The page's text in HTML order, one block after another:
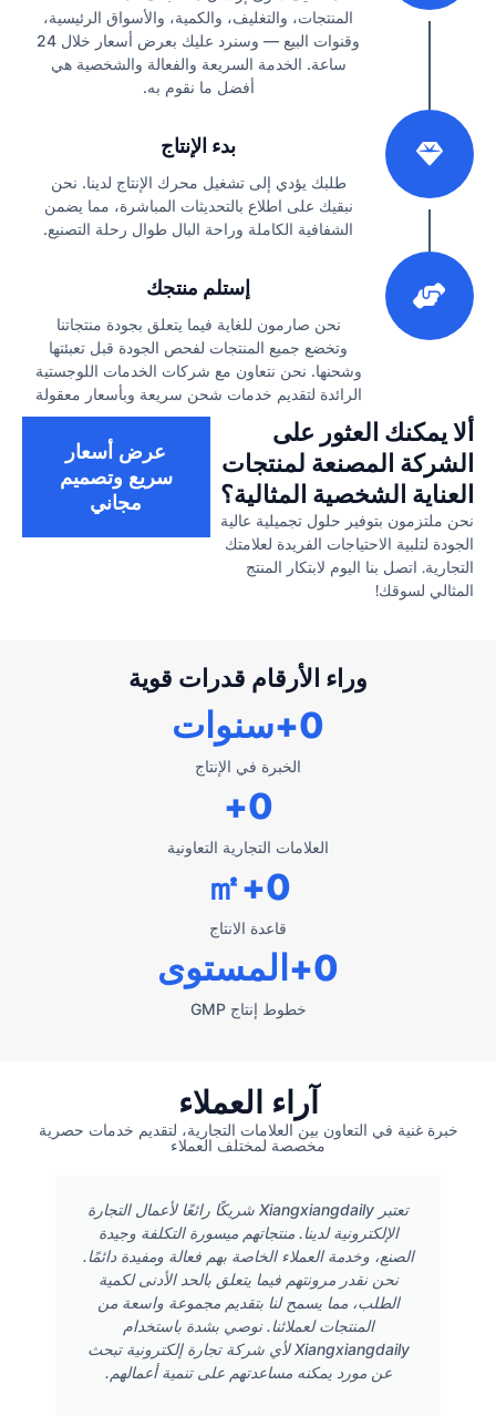
المنتجات، والتغليف، والكمية، والأسواق الرئيسية،
وقنوات البيع — وسنرد عليك بعرض أسعار خلال 24
ساعة. الخدمة السريعة والفعالة والشخصية هي
أفضل ما نقوم به.
بدء الإنتاج
طلبك يؤدي إلى تشغيل محرك الإنتاج لدينا. نحن
نبقيك على اطلاع بالتحديثات المباشرة، مما يضمن
الشفافية الكاملة وراحة البال طوال رحلة التصنيع.
إستلم منتجك
نحن صارمون للغاية فيما يتعلق بجودة منتجاتنا
وتخضع جميع المنتجات لفحص الجودة قبل تعبئتها
وشحنها. نحن نتعاون مع شركات الخدمات اللوجستية
الرائدة لتقديم خدمات شحن سريعة وبأسعار معقولة
ألا يمكنك العثور على
الشركة المصنعة لمنتجات
العناية الشخصية المثالية؟
نحن ملتزمون بتوفير حلول تجميلية عالية
الجودة لتلبية الاحتياجات الفريدة لعلامتك
التجارية. اتصل بنا اليوم لابتكار المنتج
المثالي لسوقك!
عرض أسعار
سريع وتصميم
مجاني
وراء الأرقام قدرات قوية
الخبرة في الإنتاج
0+سنوات
العلامات التجارية التعاونية
0
+
قاعدة الانتاج
0
+㎡
خطوط إنتاج GMP
0+المستوى
آراء العملاء
خبرة غنية في التعاون بين العلامات التجارية، لتقديم خدمات حصرية
مخصصة لمختلف العملاء
تعتبر Xiangxiangdaily شريكًا رائعًا لأعمال التجارة
الإلكترونية لدينا. منتجاتهم ميسورة التكلفة وجيدة
الصنع، وخدمة العملاء الخاصة بهم فعالة ومفيدة دائمًا.
نحن نقدر مرونتهم فيما يتعلق بالحد الأدنى لكمية
الطلب، مما يسمح لنا بتقديم مجموعة واسعة من
المنتجات لعملائنا. نوصي بشدة باستخدام
Xiangxiangdaily لأي شركة تجارة إلكترونية تبحث
عن مورد يمكنه مساعدتهم على تنمية أعمالهم.